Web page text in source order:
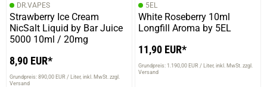
DR.VAPES
Strawberry Ice Cream
NicSalt Liquid by Bar Juice
5000 10ml / 20mg
8,90 EUR*
Grundpreis: 890,00 EUR / Liter inkl. MwSt. zzgl.
Versand
5EL
White Roseberry 10ml
Longfill Aroma by 5EL
11,90 EUR*
Grundpreis: 1.190,00 EUR / Liter inkl. MwSt. zzgl.
Versand